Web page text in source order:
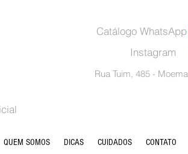
Catálogo WhatsApp
Instagram
Rua Tuim, 485 - Moema
QUEM SOMOS DICAS CUIDADOS CONTATO